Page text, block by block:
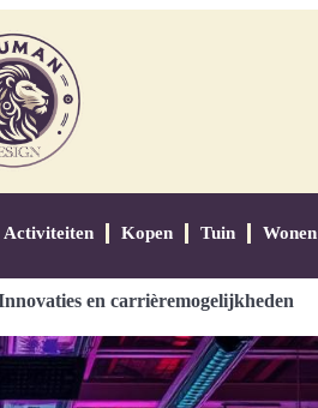
Activiteiten Kopen Tuin Wonen
en carrièremogelijkheden